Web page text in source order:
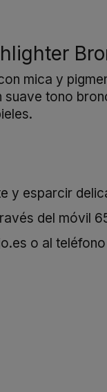
mica y
tono
y esparcir
del móvil
o al teléfono